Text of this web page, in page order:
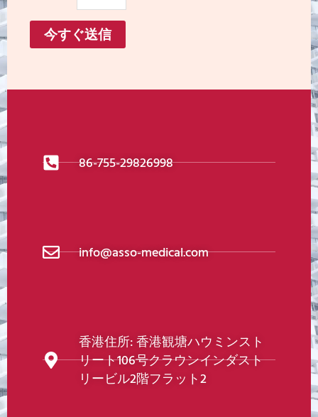
今すぐ送信
86-755-29826998
info@asso-medical.com
香港住所: 香港観塘ハウミンスト
リート106号クラウンインダスト
リービル2階フラット2